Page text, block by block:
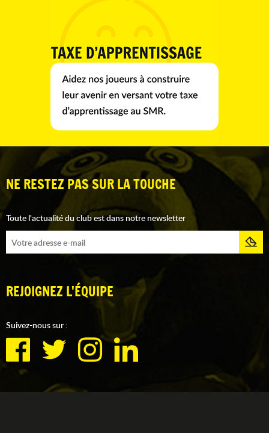
NE RESTEZ PAS SUR LA TOUCHE
Toute l'actualité du club est dans notre newsletter
REJOIGNEZ L'ÉQUIPE
Suivez-nous sur :